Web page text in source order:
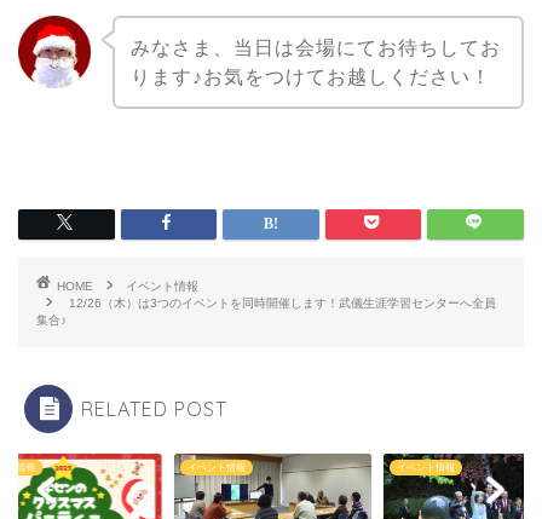
みなさま、当日は会場にてお待ちしてお
ります♪お気をつけてお越しください！
HOME
イベント情報
12/26（木）は3つのイベントを同時開催します！武儀生涯学習センターへ全員
集合♪
RELATED POST
ト情報 イベント情報 イベント情報